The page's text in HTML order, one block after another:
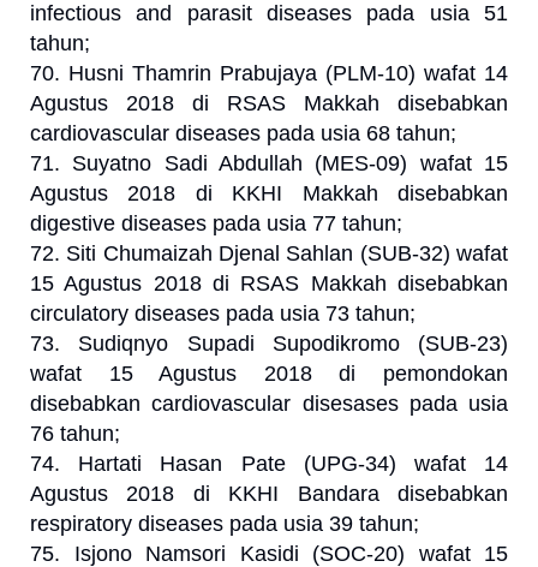
infectious and parasit diseases pada usia 51
tahun;
70. Husni Thamrin Prabujaya (PLM-10) wafat 14
Agustus 2018 di RSAS Makkah disebabkan
cardiovascular diseases pada usia 68 tahun;
71. Suyatno Sadi Abdullah (MES-09) wafat 15
Agustus 2018 di KKHI Makkah disebabkan
digestive diseases pada usia 77 tahun;
72. Siti Chumaizah Djenal Sahlan (SUB-32) wafat
15 Agustus 2018 di RSAS Makkah disebabkan
circulatory diseases pada usia 73 tahun;
73. Sudiqnyo Supadi Supodikromo (SUB-23)
wafat 15 Agustus 2018 di pemondokan
disebabkan cardiovascular disesases pada usia
76 tahun;
74. Hartati Hasan Pate (UPG-34) wafat 14
Agustus 2018 di KKHI Bandara disebabkan
respiratory diseases pada usia 39 tahun;
75. Isjono Namsori Kasidi (SOC-20) wafat 15